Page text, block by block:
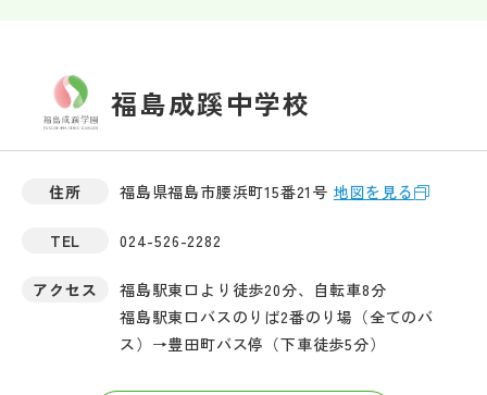
福島成蹊中学校
住所 福島県福島市腰浜町15番21号 地図を見る
TEL 024-526-2282
アクセス
福島駅東口より徒歩20分、自転車8分
福島駅東口バスのりば2番のり場（全てのバ
ス）→豊田町バス停（下車徒歩5分）